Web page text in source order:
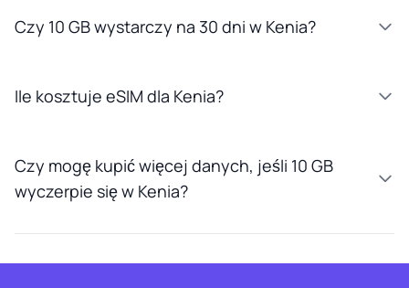
Czy 10 GB wystarczy na 30 dni w Kenia?
Ile kosztuje eSIM dla Kenia?
Czy mogę kupić więcej danych, jeśli 10 GB
wyczerpie się w Kenia?